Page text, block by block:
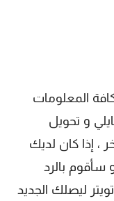
المعلومات
و تحويل
، إذا كان لديك
سأقوم بالرد
ليصلك الجديد